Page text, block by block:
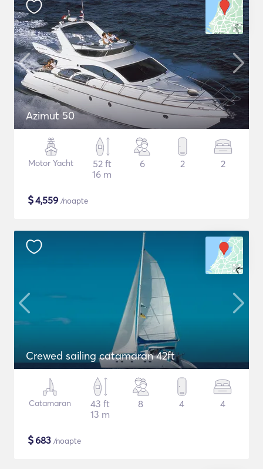
Azimut 50
Motor Yacht
52 ft
16 m
6 2 2
$4,559 /noapte
Crewed sailing catamaran 42ft
Catamaran
43 ft
13 m
8 4 4
$683 /noapte